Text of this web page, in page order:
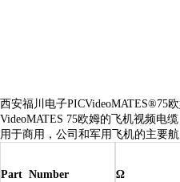
西安福川电子PICVideoMATES®75
VideoMATES 75欧姆的飞机视频电
用于商用，公司和军用飞机的主要
Part Number Ω